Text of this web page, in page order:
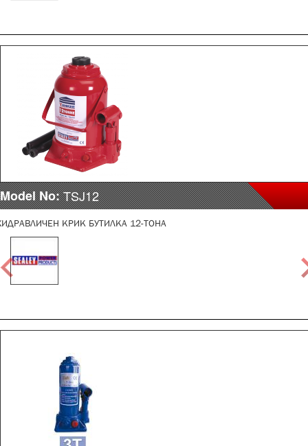
Model No:TSJ12
КРИК БУТИЛКА 12-ТОНА